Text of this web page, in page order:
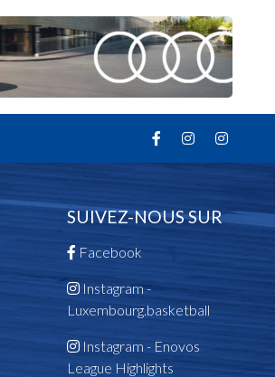
SUIVEZ-NOUS SUR
Facebook
Instagram -
Luxembourg.basketball
Instagram - Enovos
League Highlights